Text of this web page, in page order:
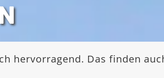
hervorragend. Das finden